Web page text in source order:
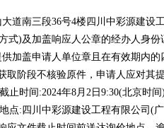
道南三段36号4楼四川中彩源建
式)及加盖响应人公章的经办人身份
加盖申请人单位章且在有效期内
取阶段不核验原件，申请人应对其
止时间 :2024年8月2日9:30(北京时间
点: 四川中彩源建设工程有限公司 (